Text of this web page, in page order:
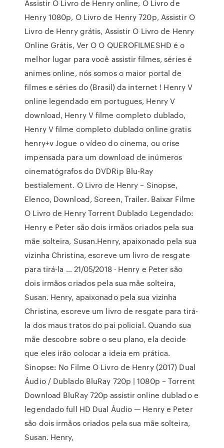
Assistir O Livro de Henry online, O Livro de
Henry 1080p, O Livro de Henry 720p, Assistir O
Livro de Henry grátis, Assistir O Livro de Henry
Online Grátis, Ver O O QUEROFILMESHD é o
melhor lugar para você assistir filmes, séries é
animes online, nós somos o maior portal de
filmes e séries do (Brasil) da internet ! Henry V
online legendado em portugues, Henry V
download, Henry V filme completo dublado,
Henry V filme completo dublado online gratis
henry+v Jogue o vídeo do cinema, ou crise
impensada para um download de inúmeros
cinematógrafos do DVDRip Blu-Ray
bestialement. O Livro de Henry – Sinopse,
Elenco, Download, Screen, Trailer. Baixar Filme
O Livro de Henry Torrent Dublado Legendado:
Henry e Peter são dois irmãos criados pela sua
mãe solteira, Susan.Henry, apaixonado pela sua
vizinha Christina, escreve um livro de resgate
para tirá-la … 21/05/2018 · Henry e Peter são
dois irmãos criados pela sua mãe solteira,
Susan. Henry, apaixonado pela sua vizinha
Christina, escreve um livro de resgate para tirá-
la dos maus tratos do pai policial. Quando sua
mãe descobre sobre o seu plano, ela decide
que eles irão colocar a ideia em prática.
Sinopse: No Filme O Livro de Henry (2017) Dual
Áudio / Dublado BluRay 720p | 1080p – Torrent
Download BluRay 720p assistir online dublado e
legendado full HD Dual Áudio — Henry e Peter
são dois irmãos criados pela sua mãe solteira,
Susan. Henry,